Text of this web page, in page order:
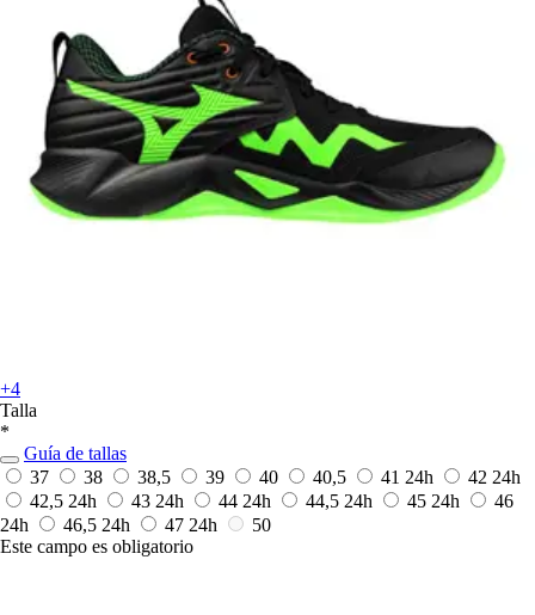
+4
Talla
*
Guía de tallas
37
38 38,5 39 40 40,5 41 24h 42 24h
42,5 24h 43 24h 44 24h 44,5 24h 45 24h
46
24h
46,5 24h 47 24h
50
Este campo es obligatorio